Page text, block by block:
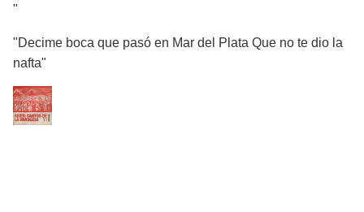
"
"Decime boca que pasó en Mar del Plata Que no te dio la
nafta"